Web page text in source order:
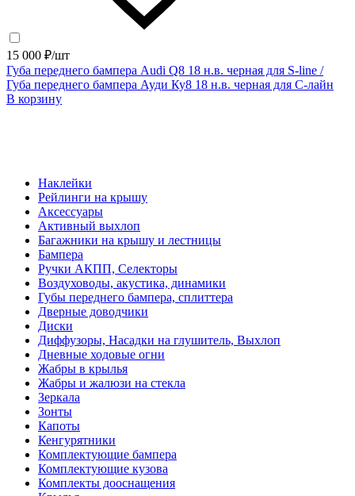
15 000 ₽/шт
Губа переднего бампера Audi Q8 18 н.в. черная для S-line /
Губа переднего бампера Ауди Ку8 18 н.в. черная для С-лайн
В корзину
Наклейки
Рейлинги на крышу
Аксессуары
Активный выхлоп
Багажники на крышу и лестницы
Бампера
Ручки АКПП, Селекторы
Воздуховоды, акустика, динамики
Губы переднего бампера, сплиттера
Дверные доводчики
Диски
Диффузоры, Насадки на глушитель, Выхлоп
Дневные ходовые огни
Жабры в крылья
Жабры и жалюзи на стекла
Зеркала
Зонты
Капоты
Кенгурятники
Комплектующие бампера
Комплектующие кузова
Комплекты дооснащения